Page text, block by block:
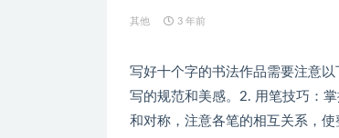
其他 3 年前
写好十个字的书法作品需要注意
写的规范和美感。2. 用笔技巧：
和对称，注意各笔的相互关系，